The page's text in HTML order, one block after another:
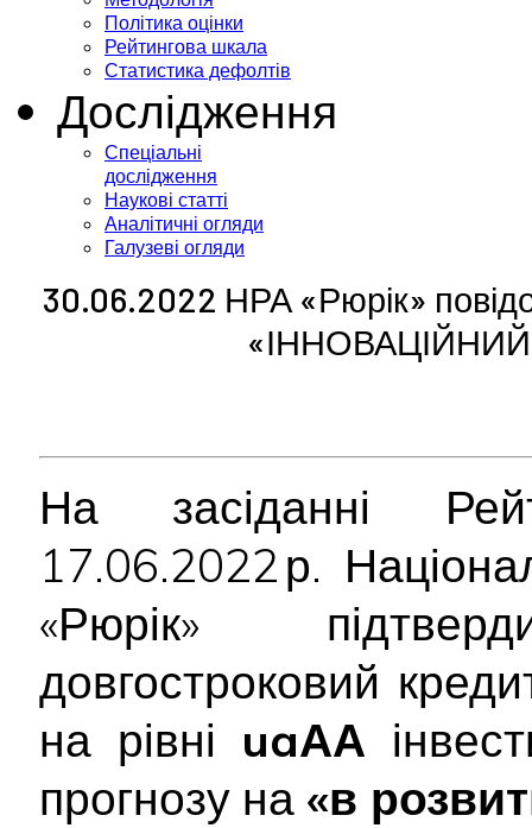
Політика оцінки
Рейтингова шкала
Статистика дефолтів
Дослідження
Спеціальні
дослідження
Наукові статті
Аналітичні огляди
Галузеві огляди
30.06.2022 НРА «Рюрік»
На засіданні
17.06.2022 р.
«Рюрік»
довгостроковий
на рівні uaАА
прогнозу на «в